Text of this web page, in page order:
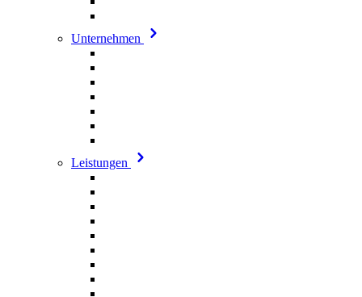
Unternehmen
Leistungen